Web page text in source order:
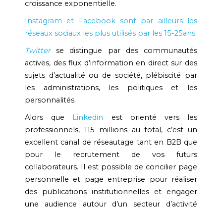
croissance exponentielle.
Instagram et Facebook sont par ailleurs les
réseaux sociaux les plus utilisés par les 15-25ans.
Twitterse distingue par des communautés
actives, des flux d’information en direct sur des
sujets d’actualité ou de société, plébiscité par
les administrations, les politiques et les
personnalités.
Alors que Linkedin est orienté vers les
professionnels, 115 millions au total, c’est un
excellent canal de réseautage tant en B2B que
pour le recrutement de vos futurs
collaborateurs. Il est possible de concilier page
personnelle et page entreprise pour réaliser
des publications institutionnelles et engager
une audience autour d’un secteur d’activité